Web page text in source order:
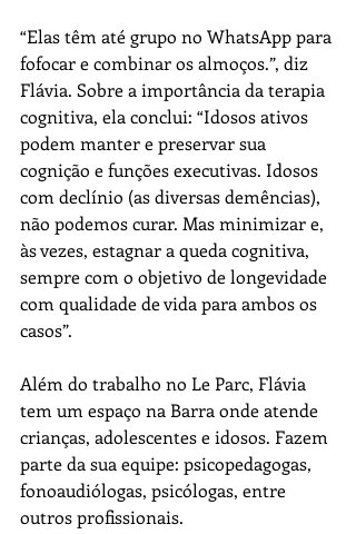
“Elas têm até grupo no WhatsApp para
fofocar e combinar os almoços.”, diz
Flávia. Sobre a importância da terapia
cognitiva, ela conclui: “Idosos ativos
podem manter e preservar sua
cognição e funções executivas. Idosos
com declínio (as diversas demências),
não podemos curar. Mas minimizar e,
às vezes, estagnar a queda cognitiva,
sempre com o objetivo de longevidade
com qualidade de vida para ambos os
casos”.
Além do trabalho no Le Parc, Flávia
tem um espaço na Barra onde atende
crianças, adolescentes e idosos. Fazem
parte da sua equipe: psicopedagogas,
fonoaudiólogas, psicólogas, entre
outros profissionais.